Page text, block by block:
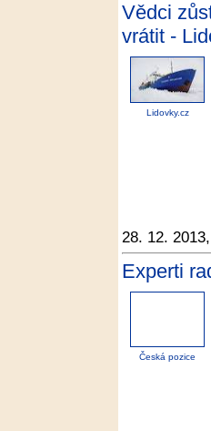
Vědci
vrátit -
Lidovky.cz
28. 12.
Experti
Česká pozice